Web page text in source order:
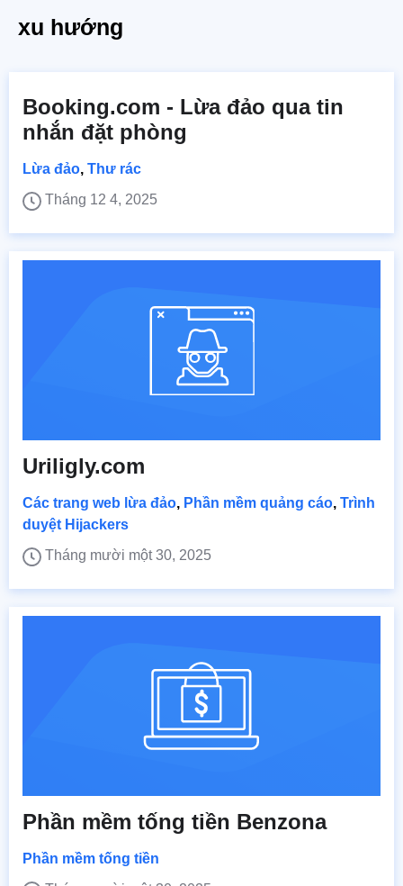
xu hướng
Booking.com - Lừa đảo qua tin
nhắn đặt phòng
Lừa đảo, Thư rác
Tháng 12 4, 2025
Uriligly.com
Các trang web lừa đảo, Phần mềm quảng cáo, Trình
duyệt Hijackers
Tháng mười một 30, 2025
Phần mềm tống tiền Benzona
Phần mềm tống tiền